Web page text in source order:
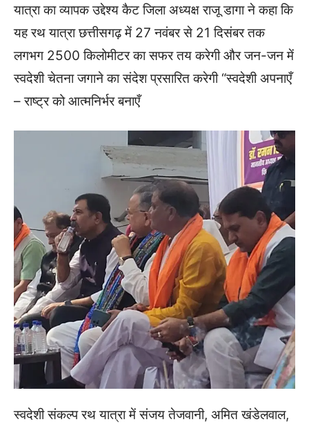
यात्रा का व्यापक उद्देश्य कैट जिला अध्यक्ष राजू डागा ने कहा कि
यह रथ यात्रा छत्तीसगढ़ में 27 नवंबर से 21 दिसंबर तक
लगभग 2500 किलोमीटर का सफर तय करेगी और जन-जन में
स्वदेशी चेतना जगाने का संदेश प्रसारित करेगी “स्वदेशी अपनाएँ
– राष्ट्र को आत्मनिर्भर बनाएँ
स्वदेशी संकल्प रथ यात्रा में संजय तेजवानी, अमित खंडेलवाल,